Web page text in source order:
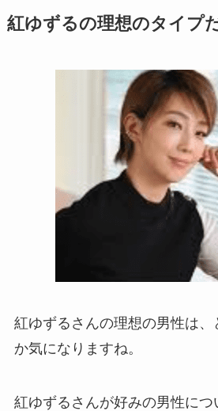
紅ゆずるの理想のタイプ
紅ゆずるさんの理想の男性は、
か気になりますね。
紅ゆずるさんが好みの男性につ